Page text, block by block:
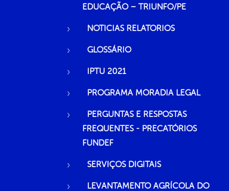
EDUCAÇÃO – TRIUNFO/PE
NOTICIAS RELATORIOS
GLOSSÁRIO
IPTU 2021
PROGRAMA MORADIA LEGAL
PERGUNTAS E RESPOSTAS
FREQUENTES - PRECATÓRIOS
FUNDEF
SERVIÇOS DIGITAIS
LEVANTAMENTO AGRÍCOLA DO